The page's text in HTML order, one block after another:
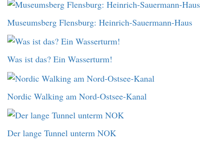
Museumsberg Flensburg: Heinrich-Sauermann-Haus
Was ist das? Ein Wasserturm!
Nordic Walking am Nord-Ostsee-Kanal
Der lange Tunnel unterm NOK